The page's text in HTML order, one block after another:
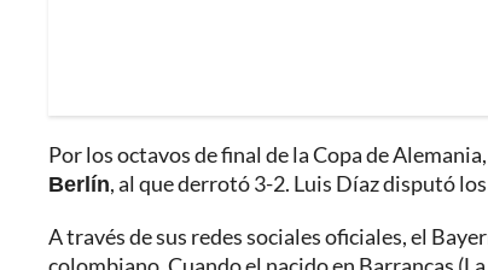
Por los octavos de final de la Copa de Alemania,
Berlín, al que derrotó 3-2. Luis Díaz disputó
A través de sus redes sociales oficiales, el